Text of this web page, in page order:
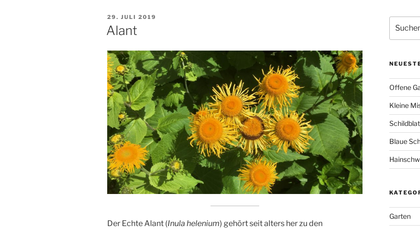
VERÖFFENTLICHT
AM
29. JULI 2019
Alant
Der Echte Alant (Inula helenium) gehört seit alters her zu den
nach:
Offene
Kleine
Blaue
Garten